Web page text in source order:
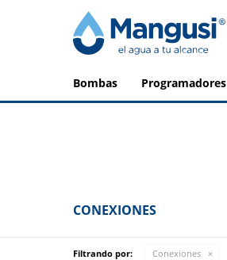
bombas programadores
CONEXIONES
Filtrando por: Conexiones